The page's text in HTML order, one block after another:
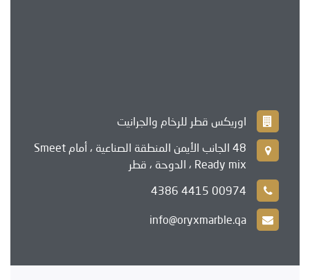
اوريكس قطر للرخام والجرانيت
48 الجانب الأيمن المنطقة الصناعية ، أمام Smeet
Ready mix ، الدوحة ، قطر
00974 4415 4386
info@oryxmarble.qa